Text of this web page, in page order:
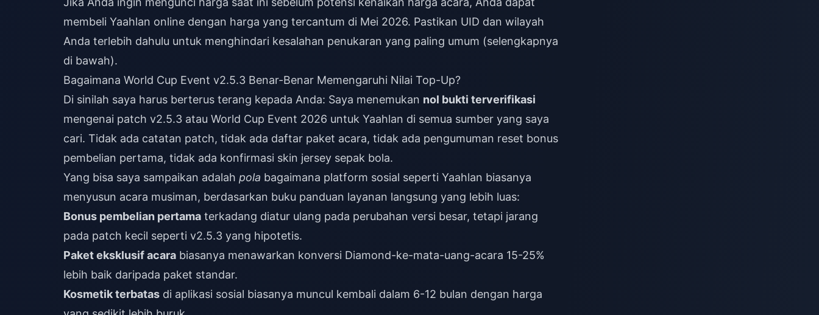
membeli Yaahlan online dengan harga yang tercantum di Mei 2026. Pastikan UID dan wilayah
Anda terlebih dahulu untuk menghindari kesalahan penukaran yang paling umum (selengkapnya
di bawah).
Bagaimana World Cup Event v2.5.3 Benar-Benar Memengaruhi Nilai Top-Up?
Di sinilah saya harus berterus terang kepada Anda: Saya menemukan nol bukti terverifikasi
mengenai patch v2.5.3 atau World Cup Event 2026 untuk Yaahlan di semua sumber yang saya
cari. Tidak ada catatan patch, tidak ada daftar paket acara, tidak ada pengumuman reset bonus
pembelian pertama, tidak ada konfirmasi skin jersey sepak bola.
Yang bisa saya sampaikan adalah pola bagaimana platform sosial seperti Yaahlan biasanya
menyusun acara musiman, berdasarkan buku panduan layanan langsung yang lebih luas:
Bonus pembelian pertama terkadang diatur ulang pada perubahan versi besar, tetapi jarang
pada patch kecil seperti v2.5.3 yang hipotetis.
Paket eksklusif acara biasanya menawarkan konversi Diamond-ke-mata-uang-acara 15-25%
lebih baik daripada paket standar.
Kosmetik terbatas di aplikasi sosial biasanya muncul kembali dalam 6-12 bulan dengan harga